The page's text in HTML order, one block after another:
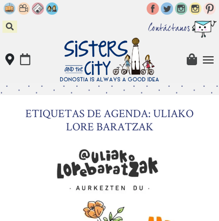
Skip
to
content
Contáctanos
ETIQUETAS DE AGENDA: ULIAKO
LORE BARATZAK